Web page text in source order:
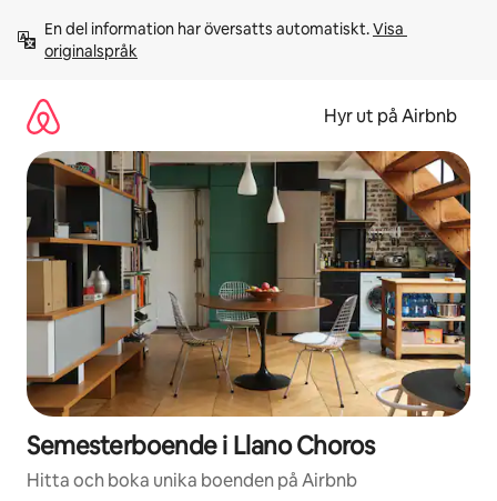
innehåll
En del information har översatts automatiskt. Visa
originalspråk
Hyr ut på Airbnb
Semesterboende i Llano Choros
Hitta och boka unika boenden på Airbnb